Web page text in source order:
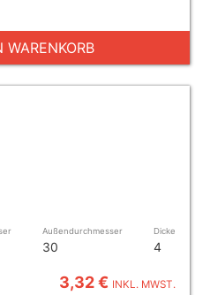
WARENKORB
Außendurchmesser
30
Dicke
4
3,32 € INKL. MWST.